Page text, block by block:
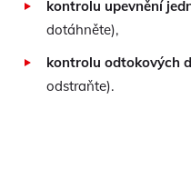
kontrolu upevnění
dotáhněte),
kontrolu odtokových
odstraňte).